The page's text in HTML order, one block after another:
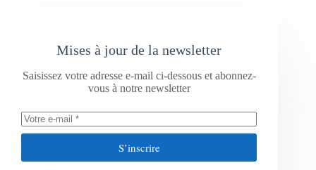
Mises à jour de la newsletter
Saisissez votre adresse e-mail ci-dessous et abonnez-
vous à notre newsletter
S’inscrire